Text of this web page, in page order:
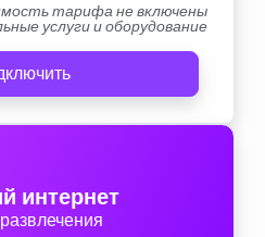
тарифа не включены
услуги и оборудование
интернет